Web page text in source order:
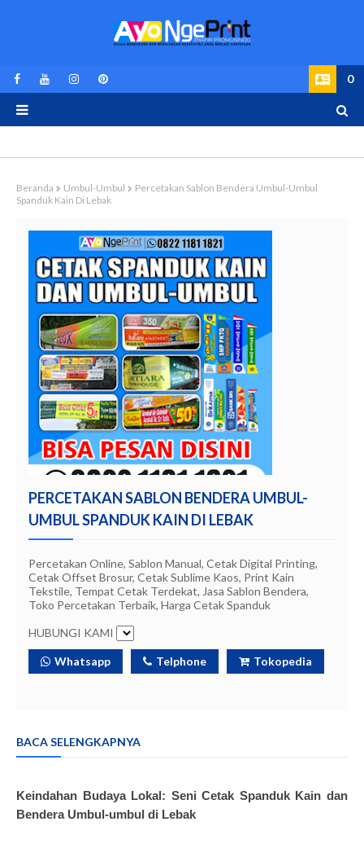
0
Beranda Umbul-Umbul
Percetakan Sablon Bendera Umbul-Umbul
Spanduk Kain Di Lebak
PERCETAKAN SABLON BENDERA UMBUL-
UMBUL SPANDUK KAIN DI LEBAK
Percetakan Online, Sablon Manual, Cetak Digital Printing,
Cetak Offset Brosur, Cetak Sublime Kaos, Print Kain
Tekstile, Tempat Cetak Terdekat, Jasa Sablon Bendera,
Toko Percetakan Terbaik, Harga Cetak Spanduk
HUBUNGI KAMI
Whatsapp Telphone Tokopedia
BACA SELENGKAPNYA
Keindahan Budaya Lokal: Seni Cetak Spanduk Kain dan
Bendera Umbul-umbul di Lebak